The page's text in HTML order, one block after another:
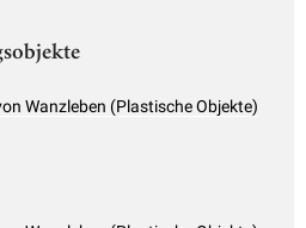
Wanzleben (Plastische Objekte)